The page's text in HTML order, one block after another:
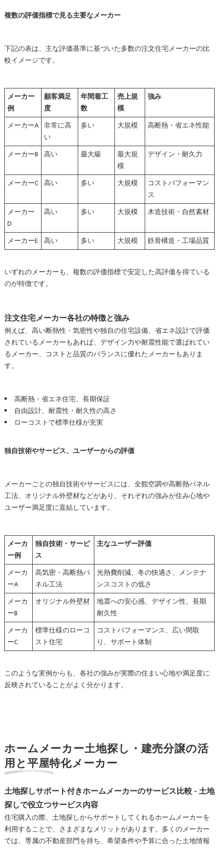
複数の評価指標で見る主要なメーカー
下記の表は、主な評価基準に基づいた多数の注文住宅メーカーの比
較イメージです。
メーカー
例
顧客満足
度
年間着工
数
売上規
模
強み
メーカーA 非常に高
い
多い 大規模 高断熱・省エネ性能
メーカーB 高い 最大級
最大規
模
デザイン・耐久力
メーカーC 高い 多い 大規模
コストパフォーマン
ス
メーカー
D
高い 多い 大規模 木造技術・自然素材
メーカーE 高い 多い 大規模 鉄骨構造・工場品質
いずれのメーカーも、複数の評価指標で安定した高評価を得ている
のが特徴です。
注文住宅メーカー各社の特徴と強み
例えば、高い断熱性・気密性や独自の住宅設備、省エネ設計で評価
されているメーカーもあれば、デザイン力や耐震性能で選ばれてい
るメーカー、コストと品質のバランスに優れたメーカーもありま
す。
高断熱・省エネ住宅、長期保証
自由設計、耐震性・耐久性の高さ
ローコストで標準仕様が充実
独自技術やサービス、ユーザーからの評価
メーカーごとの独自技術やサービスには、全館空調や高断熱パネル
工法、オリジナル外壁材などがあり、それぞれの強みが住み心地や
ユーザー満足度に直結しています。
メーカ
ー例
独自技術・サービ
ス
主なユーザー評価
メーカ
ーA
高気密・高断熱パ
ネル工法
光熱費削減、冬の快適さ、メンテナ
ンスコストの低さ
メーカ
ーB
オリジナル外壁材
地震への安心感、デザイン性、長期
耐久性
メーカ
ーC
標準仕様のローコ
スト住宅
コストパフォーマンス、広い間取
り、サポート体制
このような実例からも、各社の強みが実際の住まい心地や満足度に
反映されていることがよく分かります。
ホームメーカー土地探し・建売分譲の活
用と平屋特化メーカー
土地探しサポート付きホームメーカーのサービス比較 - 土地
探しで役立つサービス内容
住宅購入の際、土地探しからサポートしてくれるホームメーカーを
利用することで、さまざまなメリットがあります。多くのメーカー
では、専属の不動産部門を持ち、希望条件や予算に合った土地情報